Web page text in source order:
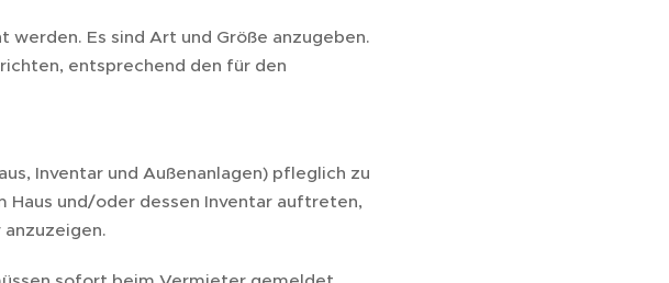
Es sind Art und Größe anzugeben.
entsprechend den für den
Inventar und Außenanlagen) pfleglich zu
Haus und/oder dessen Inventar auftreten,